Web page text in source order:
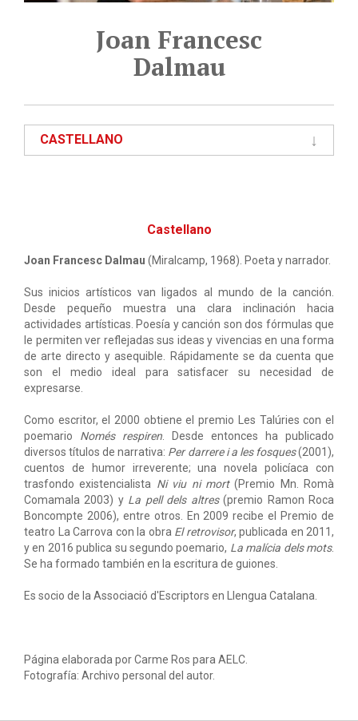
Joan Francesc
Dalmau
CASTELLANO
Castellano
Joan Francesc Dalmau (Miralcamp, 1968). Poeta y narrador.
Sus inicios artísticos van ligados al mundo de la canción.
Desde pequeño muestra una clara inclinación hacia
actividades artísticas. Poesía y canción son dos fórmulas que
le permiten ver reflejadas sus ideas y vivencias en una forma
de arte directo y asequible. Rápidamente se da cuenta que
son el medio ideal para satisfacer su necesidad de
expresarse.
Como escritor, el 2000 obtiene el premio Les Talúries con el
poemario Només respiren . Desde entonces ha publicado
diversos títulos de narrativa: Per darrere i a les fosques(2001),
cuentos de humor irreverente; una novela policíaca con
trasfondo existencialista Ni viu ni mort(Premio Mn. Romà
Comamala 2003) y La pell dels altres(premio Ramon Roca
Boncompte 2006), entre otros. En 2009 recibe el Premio de
teatro La Carrova con la obra El retrovisor, publicada en 2011,
y en 2016 publica su segundo poemario, La malícia dels mots.
Se ha formado también en la escritura de guiones.
Es socio de la Associació d'Escriptors en Llengua Catalana.
Página elaborada por Carme Ros para AELC.
Fotografía: Archivo personal del autor.